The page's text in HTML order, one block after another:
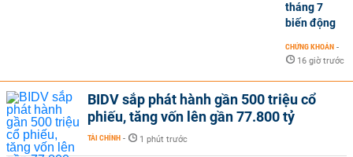
tháng 7
biến động
CHỨNG KHOÁN -
16 giờ trước
BIDV sắp phát hành gần 500 triệu cổ
phiếu, tăng vốn lên gần 77.800 tỷ
TÀI CHÍNH - 1 phút trước